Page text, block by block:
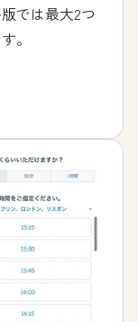
では最大2つ
。